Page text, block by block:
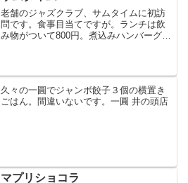
老舗のジャズクラブ、サムタイムに初訪
問です。食事目当てですが。ランチは飲
み物がついて800円。煮込みハンバーグ、
票です。いつかライブ...
久々の一圓でジャンボ餃子３個の横置き
ごはん。間違いないです。一圓 井の頭店
マプリショコラ